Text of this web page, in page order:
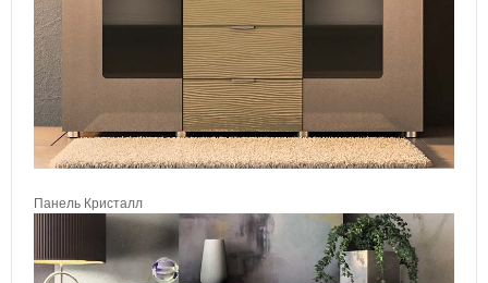
Панель Кристалл